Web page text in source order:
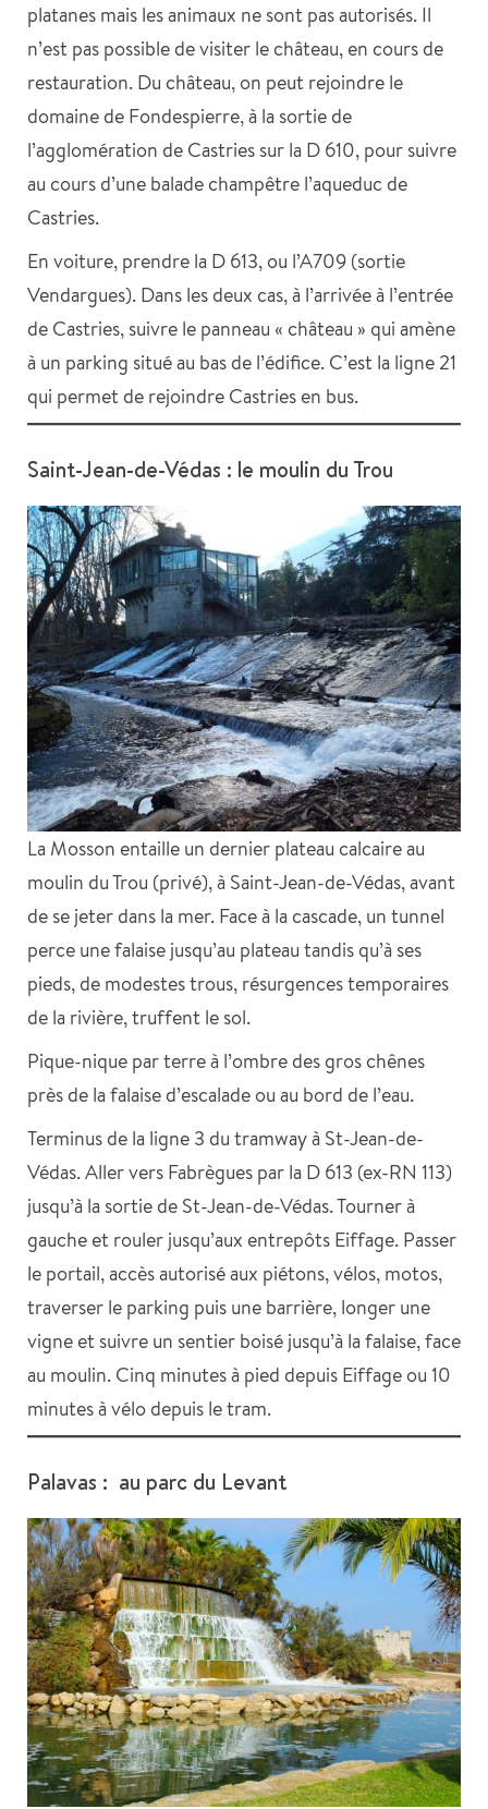
platanes mais les animaux ne sont pas autorisés. Il
n’est pas possible de visiter le château, en cours de
restauration. Du château, on peut rejoindre le
domaine de Fondespierre, à la sortie de
l’agglomération de Castries sur la D 610, pour suivre
au cours d’une balade champêtre l’aqueduc de
Castries.
En voiture, prendre la D 613, ou l’A709 (sortie
Vendargues). Dans les deux cas, à l’arrivée à l’entrée
de Castries, suivre le panneau « château » qui amène
à un parking situé au bas de l’édifice. C’est la ligne 21
qui permet de rejoindre Castries en bus.
Saint-Jean-de-Védas : le moulin du Trou
La Mosson entaille un dernier plateau calcaire au
moulin du Trou (privé), à Saint-Jean-de-Védas, avant
de se jeter dans la mer. Face à la cascade, un tunnel
perce une falaise jusqu’au plateau tandis qu’à ses
pieds, de modestes trous, résurgences temporaires
de la rivière, truffent le sol.
Pique-nique par terre à l’ombre des gros chênes
près de la falaise d’escalade ou au bord de l’eau.
Terminus de la ligne 3 du tramway à St-Jean-de-
Védas. Aller vers Fabrègues par la D 613 (ex-RN 113)
jusqu’à la sortie de St-Jean-de-Védas. Tourner à
gauche et rouler jusqu’aux entrepôts Eiffage. Passer
le portail, accès autorisé aux piétons, vélos, motos,
traverser le parking puis une barrière, longer une
vigne et suivre un sentier boisé jusqu’à la falaise, face
au moulin. Cinq minutes à pied depuis Eiffage ou 10
minutes à vélo depuis le tram.
Palavas : au parc du Levant